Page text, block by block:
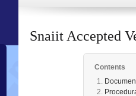
Snaiit Accepted
Contents